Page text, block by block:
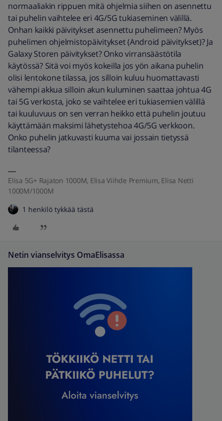
normaaliakin rippuen mitä ohjelmia siihen on asennettu
tai puhelin vaihtelee eri 4G/5G tukiaseminen välillä.
Onhan kaikki päivitykset asennettu puhelimeen? Myös
puhelimen ohjelmistopäivitykset (Android päivitykset)? Ja
Galaxy Storen päivitykset? Onko virransäästötila
käytössä? Sitä voi myös kokeilla jos yön aikana puhelin
olisi lentokone tilassa, jos silloin kuluu huomattavasti
vähempi akkua silloin akun kuluminen saattaa johtua 4G
tai 5G verkosta, joko se vaihtelee eri tukiasemien välillä
tai kuuluvuus on sen verran heikko että puhelin joutuu
käyttämään maksimi lähetystehoa 4G/5G verkkoon.
Onko puhelin jatkuvasti kuuma vai jossain tietyssä
tilanteessa?
Elisa 5G+ Rajaton 1000M, Elisa Viihde Premium, Elisa Netti
1000M/1000M
1 henkilö tykkää tästä
Netin vianselvitys OmaElisassa